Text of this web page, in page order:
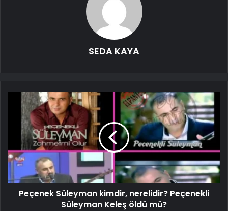
SEDA KAYA
Peçenek Süleyman kimdir, nerelidir? Peçenekli
Süleyman Keleş öldü mü?